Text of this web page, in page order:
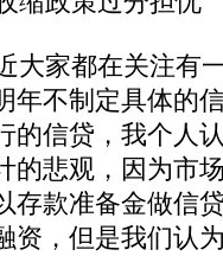
家都在关注有
年不制定具体的
的信贷，我个人
的悲观，因为市
存款准备金做信
资，但是我们认